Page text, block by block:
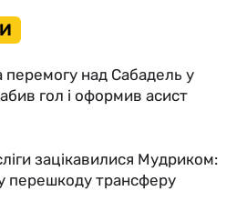
над Сабадель у
гол і оформив асист
зацікавилися Мудриком:
перешкоду трансферу